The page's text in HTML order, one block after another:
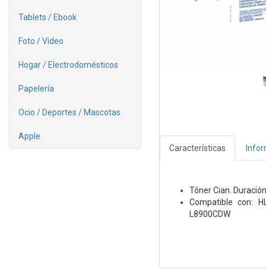
Tablets / Ebook
Foto / Video
Hogar / Electrodomésticos
Papelería
Ocio / Deportes / Mascotas
Apple
Características
Tóner Cian.
Compatible con:
L8900CDW